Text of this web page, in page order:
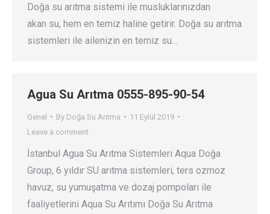
Doğa su arıtma sistemi ile musluklarınızdan
akan su, hem en temiz haline getirir. Doğa su arıtma
sistemleri ile ailenizin en temiz su…
Agua Su Arıtma 0555-895-90-54
Genel By Doğa Su Arıtma
11 Eylül 2019
Leave a comment
İstanbul Agua Su Arıtma Sistemleri Aqua Doğa
Group, 6 yıldır SU arıtma sistemleri, ters ozmoz
havuz, su yumuşatma ve dozaj pompoları ile
faaliyetlerini Aqua Su Arıtımı Doğa Su Arıtma